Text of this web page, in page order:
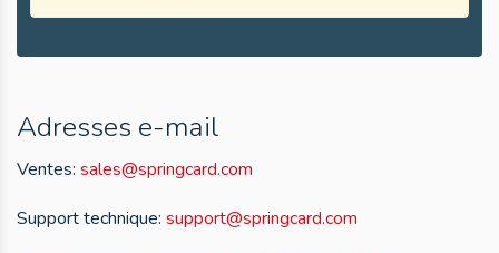
Adresses e-mail
Ventes: sales@springcard.com
Support technique: support@springcard.com